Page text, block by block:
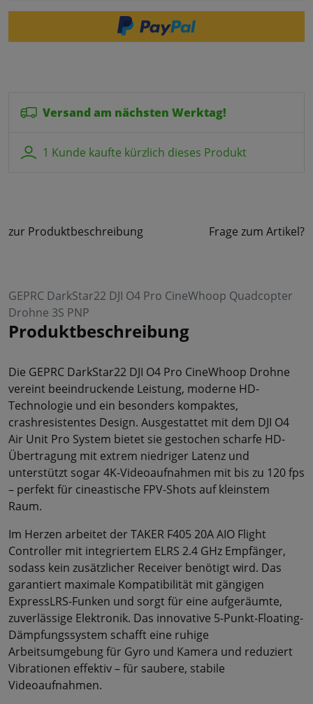
Versand am nächsten Werktag!
1 Kunde kaufte kürzlich dieses Produkt
zur Produktbeschreibung Frage zum Artikel?
GEPRC DarkStar22 DJI O4 Pro CineWhoop Quadcopter
Drohne 3S PNP
Produktbeschreibung
Die GEPRC DarkStar22 DJI O4 Pro CineWhoop Drohne
vereint beeindruckende Leistung, moderne HD-
Technologie und ein besonders kompaktes,
crashresistentes Design. Ausgestattet mit dem DJI O4
Air Unit Pro System bietet sie gestochen scharfe HD-
Übertragung mit extrem niedriger Latenz und
unterstützt sogar 4K-Videoaufnahmen mit bis zu 120 fps
– perfekt für cineastische FPV-Shots auf kleinstem
Raum.
Im Herzen arbeitet der TAKER F405 20A AIO Flight
Controller mit integriertem ELRS 2.4 GHz Empfänger,
sodass kein zusätzlicher Receiver benötigt wird. Das
garantiert maximale Kompatibilität mit gängigen
ExpressLRS-Funken und sorgt für eine aufgeräumte,
zuverlässige Elektronik. Das innovative 5-Punkt-Floating-
Dämpfungssystem schafft eine ruhige
Arbeitsumgebung für Gyro und Kamera und reduziert
Vibrationen effektiv – für saubere, stabile
Videoaufnahmen.